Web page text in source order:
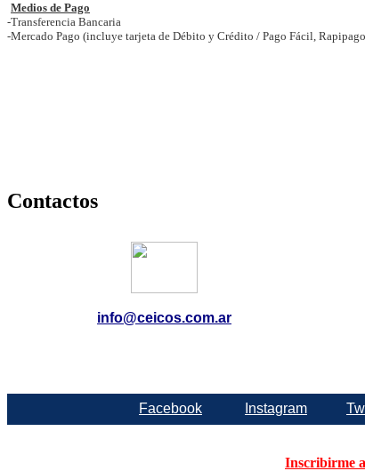
Medios de Pago
-Transferencia Bancaria
-Mercado Pago (incluye tarjeta de Débito y Crédito / Pago Fácil,
Contactos
info@ceicos.com.ar
Facebook Instagram
Inscribirme